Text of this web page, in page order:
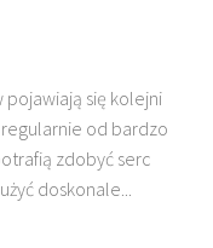
pojawiają się kolejni
od bardzo
zdobyć serc
doskonale...